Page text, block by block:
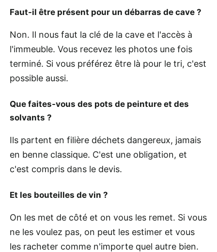
Faut-il être présent pour un débarras de cave ?
Non. Il nous faut la clé de la cave et l'accès à
l'immeuble. Vous recevez les photos une fois
terminé. Si vous préférez être là pour le tri, c'est
possible aussi.
Que faites-vous des pots de peinture et des
solvants ?
Ils partent en filière déchets dangereux, jamais
en benne classique. C'est une obligation, et
c'est compris dans le devis.
Et les bouteilles de vin ?
On les met de côté et on vous les remet. Si vous
ne les voulez pas, on peut les estimer et vous
les racheter comme n'importe quel autre bien.